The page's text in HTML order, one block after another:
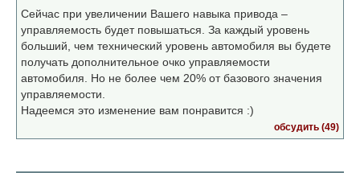
Сейчас при увеличении Вашего навыка привода –
управляемость будет повышаться. За каждый уровень
больший, чем технический уровень автомобиля вы будете
получать дополнительное очко управляемости
автомобиля. Но не более чем 20% от базового значения
управляемости.
Надеемся это изменение вам понравится :)
обсудить (49)